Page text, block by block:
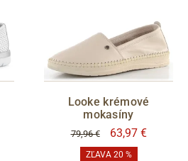
H
červená
Looke krémové
mokasíny
79,96 € 63,97 €
ZĽAVA 20 %